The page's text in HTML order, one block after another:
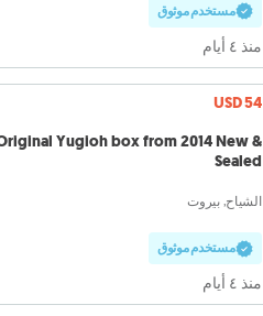
مستخدم موثوق
منذ ٤ أيام
USD 54
Yugioh box from 2014 New &
Sealed
الشياح, بيروت
مستخدم موثوق
منذ ٤ أيام